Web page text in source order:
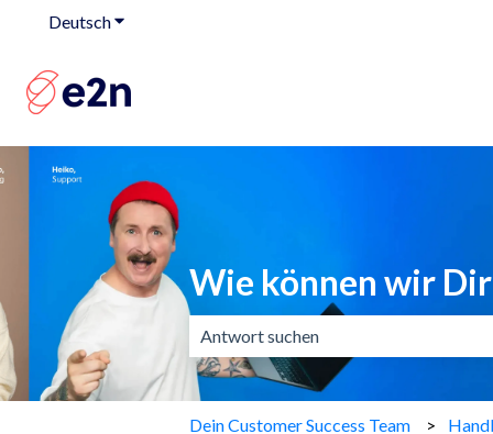
DeutschUntermenü für Übersetzungen anzeigen
Wie können wir
Es gibt keine Vorschläge, da das
Dein Customer Success Team